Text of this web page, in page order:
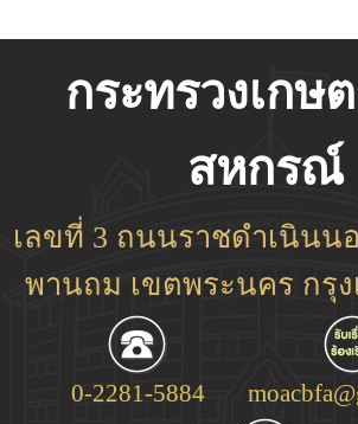
กระทรวงเกษ
สหกรณ์
เลขที่ 3 ถนนราชดำเนินน
พานถม เขตพระนคร กรุง
0-2281-5884